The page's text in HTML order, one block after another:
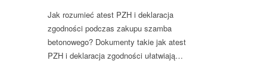
Jak rozumieć atest PZH i deklaracja
zgodności podczas zakupu szamba
betonowego? Dokumenty takie jak atest
PZH i deklaracja zgodności ułatwiają…